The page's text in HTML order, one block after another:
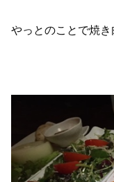
やっとのことで焼き